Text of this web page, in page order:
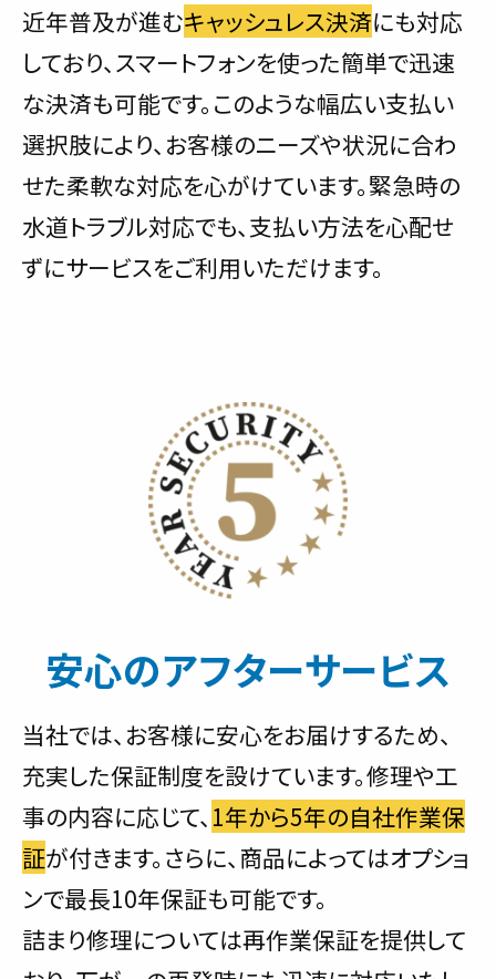
近年普及が進むキャッシュレス決済にも対応
しており、スマートフォンを使った簡単で迅速
な決済も可能です。このような幅広い支払い
選択肢により、お客様のニーズや状況に合わ
せた柔軟な対応を心がけています。緊急時の
水道トラブル対応でも、支払い方法を心配せ
ずにサービスをご利用いただけます。
安心のアフターサービス
当社では、お客様に安心をお届けするため、
充実した保証制度を設けています。修理や工
事の内容に応じて、 1年から5年の自社作業保
証が付きます。さらに、商品によってはオプショ
ンで最長10年保証も可能です。
詰まり修理については再作業保証を提供して